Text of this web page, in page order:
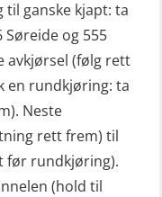
m/E-læring
livbåt –
repetisjon
ganske kjapt: ta
og 555
avkjørsel (følg rett
en rundkjøring: ta
Neste
rett frem) til
før rundkjøring).
(hold til